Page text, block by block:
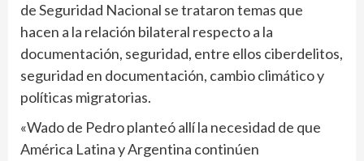
de Seguridad Nacional se trataron temas que
hacen a la relación bilateral respecto a la
documentación, seguridad, entre ellos ciberdelitos,
seguridad en documentación, cambio climático y
políticas migratorias.
«Wado de Pedro planteó allí la necesidad de que
América Latina y Argentina continúen